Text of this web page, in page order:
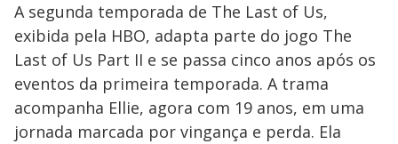
A segunda temporada de The Last of Us,
exibida pela HBO, adapta parte do jogo The
Last of Us Part II e se passa cinco anos após os
eventos da primeira temporada. A trama
acompanha Ellie, agora com 19 anos, em uma
jornada marcada por vingança e perda. Ela